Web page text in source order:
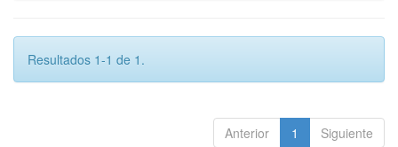
Resultados 1-1 de 1.
Anterior 1 Siguiente